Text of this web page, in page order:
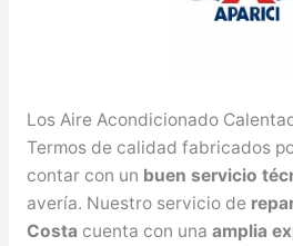
Los Aire Acondicionado
Termos de calidad fabricados
contar con un buen servicio
avería. Nuestro servicio de
Costa cuenta con una amplia